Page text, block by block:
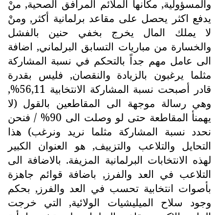
والمسؤولية, مكانها الملائم المرافق الصحية, منْ
يدفع اكثر يحصل على مقاعد برلمانية أكثر, ومنْ
لا يملك المال يخرج بخفي حنين بالفشل
والخسارة من مباريات التسابق البرلماني, اضافة
الى عامل مهم جداً بالتحكم في نسبة المشاركة
مثلما يرغبون بالزيادة والنقصان, فليس بقدرة
قادر أصبحت نسبة المشاركة الانتخابية 56,11%,
وهي رسالة موجهة الى المقاطعين بالقول (لا
يهمنأ المقاطعة حتى لو وصلت الى 90% / فنحن
نحدد نسبة المشاركة مثلما نريد ونرغب) هذا
التحايل والتلاعب والتزييف, هو العنوان الكبير
لهذه الانتخابات البرلمانية المزيفة. بالاضافة الى
التلاعب في العد والفرز, باضافة قوائم جاهزة
بأصوات انتخابية تحسب في العد والفرز, بحكم
وجود سلاح الميليشيات الولائية, التي خرجت